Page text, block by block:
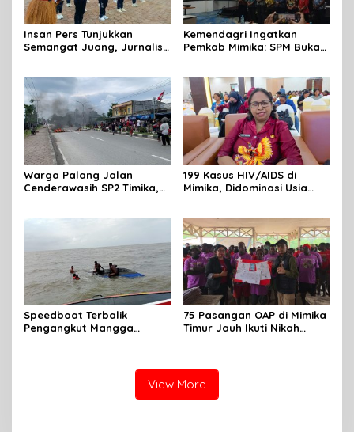
Insan Pers Tunjukkan
Semangat Juang, Jurnalis
Jalan Kreasi HUT ke-81 RI
Kemendagri Ingatkan
Pemkab Mimika: SPM Bukan
Rakyat
Warga Palang Jalan
Cenderawasih SP2 Timika,
199 Kasus HIV/AIDS di
Mimika, Didominasi Usia
Speedboat Terbalik
Pengangkut Mangga
75 Pasangan OAP di Mimika
Timur Jauh Ikuti Nikah
View More